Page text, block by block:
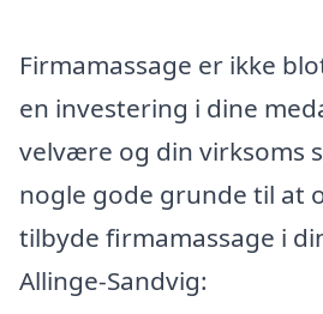
Firmamassage er ikke
en investering i dine
velvære og din virksoms
nogle gode grunde til at
tilbyde firmamassage i
Allinge-Sandvig: